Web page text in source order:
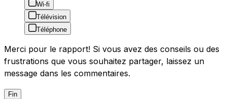
Wi-fi
Télévision
Téléphone
Merci pour le rapport! Si vous avez des conseils ou des
frustrations que vous souhaitez partager, laissez un
message dans les commentaires.
Fin